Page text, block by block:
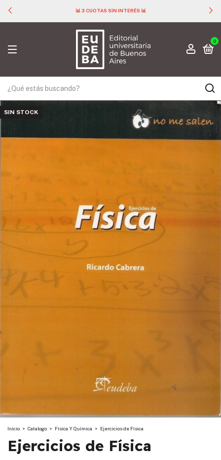
📊 3 CUOTAS SIN INTERÉS 📊
0
SIN STOCK
Inicio > Catalogo > Física Y Química > Ejercicios de Física
Ejercicios de Física